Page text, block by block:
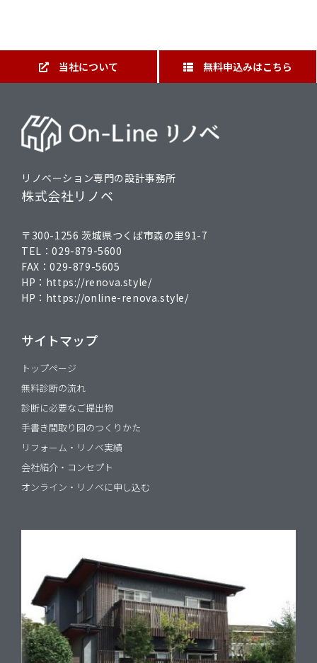
当社について 無料申込みはこちら
リノベーション専門の設計事務所
株式会社リノベ
〒300-1256 茨城県つくば市森の里91-7
TEL：029-879-5600
FAX：029-879-5605
HP： https://renova.style/
HP： https://online-renova.style/
サイトマップ
トップページ
無料診断の流れ
診断に必要なご提出物
手書き間取り図のつくりかた
リフォーム・リノベ実績
会社紹介・コンセプト
オンライン・リノベに申し込む